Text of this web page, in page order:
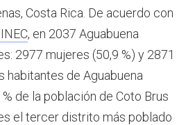
Costa Rica. De acuerdo con
, en 2037 Aguabuena
2977 mujeres (50,9 %) y 2871
habitantes de Aguabuena
de la población de Coto Brus
el tercer distrito más poblado